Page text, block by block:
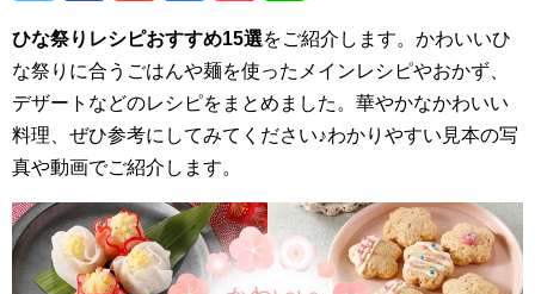
ひな祭りレシピおすすめ15選をご紹介します。かわいいひ
な祭りに合うごはんや麺を使ったメインレシピやおかず、
デザートなどのレシピをまとめました。華やかなかわいい
料理、ぜひ参考にしてみてください♪わかりやすい見本の写
真や動画でご紹介します。